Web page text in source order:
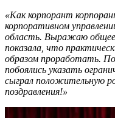
«Как корпорант
корпоративном
область. Выражаю
показала, что
образом проработать.
побоялись указать
сыграл положительную
поздравления!»